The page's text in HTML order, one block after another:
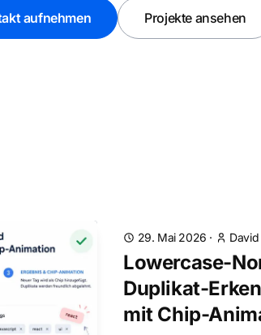
aufnehmen Projekte ansehen
29. Mai 2026 · David
Lowercase-
Duplikat-
mit Chip-